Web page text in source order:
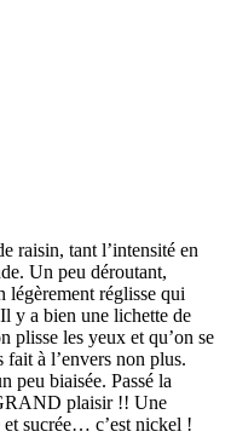
raisin, tant l’intensité en
Un peu déroutant,
réglisse qui
y a bien une lichette de
plisse les yeux et qu’on se
fait à l’envers non plus.
peu biaisée. Passé la
plaisir !! Une
et sucrée… c’est nickel !